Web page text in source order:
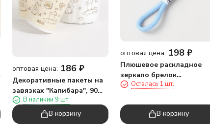
оптовая цена: 186 ₽
Декоративные пакеты на
завязках "Капибара", 90
шт/рулон (45*40 см)
В наличии 9 шт.
В корзину
оптовая цена: 198 ₽
Плюшевое раскладное
зеркало брелок
"Capybara", голубое (7*7
Осталась 1 шт.
В корзину